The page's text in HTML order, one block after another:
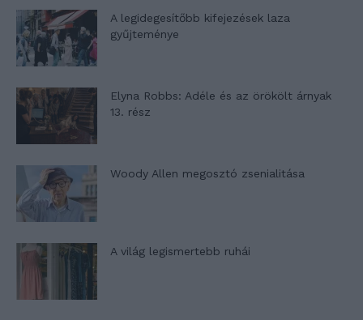
A legidegesítőbb kifejezések laza
gyűjteménye
Elyna Robbs: Adéle és az örökölt árnyak
13. rész
Woody Allen megosztó zsenialitása
A világ legismertebb ruhái